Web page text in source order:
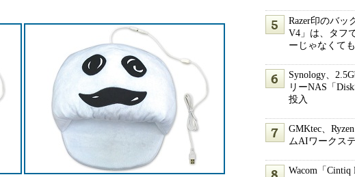
Razer印のバッ
V4」は、タフ
ーじゃなくて
Synology、
リーNAS「
投入
GMKtec、
ムAIワークス
Wacom「